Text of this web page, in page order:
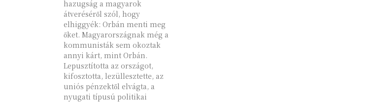
hazugság a magyarok
átveréséről szól, hogy
elhiggyék: Orbán menti meg
őket. Magyarországnak még a
kommunisták sem okoztak
annyi kárt, mint Orbán.
Lepusztította az országot,
kifosztotta, lezüllesztette, az
uniós pénzektől elvágta, a
nyugati típusú politikai